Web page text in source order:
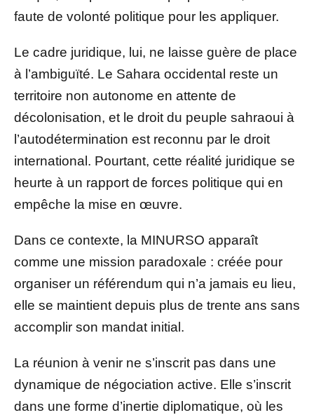
faute de volonté politique pour les appliquer.
Le cadre juridique, lui, ne laisse guère de place
à l’ambiguïté. Le Sahara occidental reste un
territoire non autonome en attente de
décolonisation, et le droit du peuple sahraoui à
l’autodétermination est reconnu par le droit
international. Pourtant, cette réalité juridique se
heurte à un rapport de forces politique qui en
empêche la mise en œuvre.
Dans ce contexte, la MINURSO apparaît
comme une mission paradoxale : créée pour
organiser un référendum qui n’a jamais eu lieu,
elle se maintient depuis plus de trente ans sans
accomplir son mandat initial.
La réunion à venir ne s’inscrit pas dans une
dynamique de négociation active. Elle s’inscrit
dans une forme d’inertie diplomatique, où les